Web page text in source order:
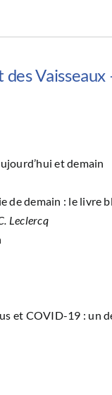
et demain
de demain : le livre
Leclercq
et COVID-19 : un